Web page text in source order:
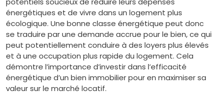
énergétiques et de vivre dans un logement plus
écologique. Une bonne classe énergétique peut donc
se traduire par une demande accrue pour le bien, ce qui
peut potentiellement conduire à des loyers plus élevés
et à une occupation plus rapide du logement. Cela
démontre l’importance d’investir dans l’efficacité
énergétique d’un bien immobilier pour en maximiser sa
valeur sur le marché locatif.